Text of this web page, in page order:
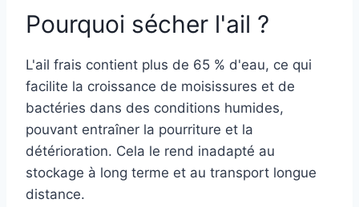
Pourquoi sécher l'ail ?
L'ail frais contient plus de 65 % d'eau, ce qui
facilite la croissance de moisissures et de
bactéries dans des conditions humides,
pouvant entraîner la pourriture et la
détérioration. Cela le rend inadapté au
stockage à long terme et au transport longue
distance.